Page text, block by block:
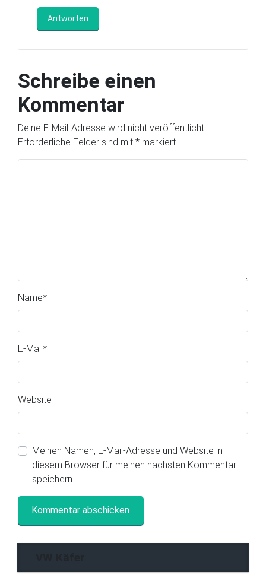
Antworten
Schreibe einen
Kommentar
Deine E-Mail-Adresse wird nicht veröffentlicht.
Erforderliche Felder sind mit * markiert
Name*
E-Mail*
Website
Meinen Namen, E-Mail-Adresse und Website in
diesem Browser für meinen nächsten Kommentar
speichern.